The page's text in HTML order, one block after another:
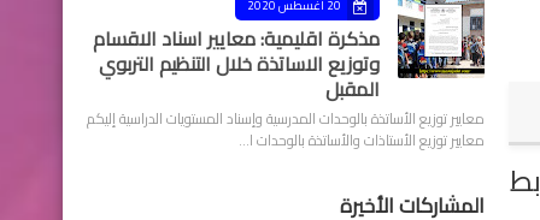
20 أغسطس 2020
مذكرة اقليمية: معايير اسناد الاقسام
وتوزيع الاساتذة خلال التنظيم التربوي
المقبل
معايير توزيع الأساتذة بالوحدات المدرسية وإسناد المستويات الدراسية إليكم
معايير توزيع الأستاذات والأساتذة بالوحدات ا…
المشاركات الأخيرة